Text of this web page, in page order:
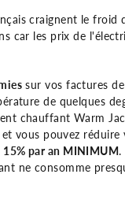
craignent le froid
car les prix de
sur vos factures
de quelques
chauffant Warm
vous pouvez réduire
15% par an MINIMUM.
ne consomme